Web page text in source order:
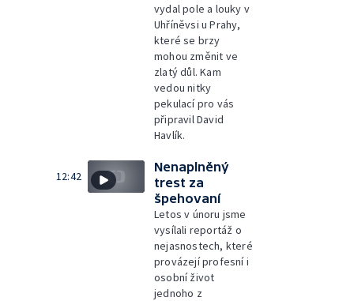
vydal pole a louky v
Uhříněvsi u Prahy,
které se brzy
mohou změnit ve
zlatý důl. Kam
vedou nitky
pekulací pro vás
připravil David
Havlík.
12:42
Nenaplněný
trest za
špehovaní
Letos v únoru jsme
vysílali reportáž o
nejasnostech, které
provázejí profesní i
osobní život
jednoho z